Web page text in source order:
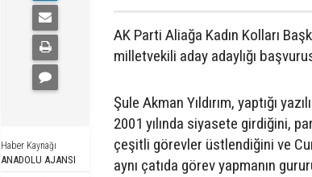
Haber Kaynağı
ANADOLU AJANSI
AK Parti Aliağa Kadın Kolları
milletvekili aday adaylığı
Şule Akman Yıldırım, yaptığı
2001 yılında siyasete girdiğini,
çeşitli görevler üstlendiğini ve
aynı çatıda görev yapmanın